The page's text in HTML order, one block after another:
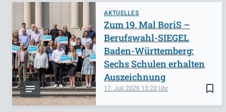
AKTUELLES
bookmark_border
17. Juli 2026 15:20
Zum 19. Mal BoriS –
Berufswahl-SIEGEL
Baden-Württemberg:
Sechs Schulen erhalten
Auszeichnung